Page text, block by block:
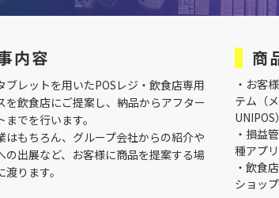
内容
ブレットを用いたPOSレジ・飲食店専用
を飲食店にご提案し、納品からアフター
までを行います。
はもちろん、グループ会社からの紹介や
の出展など、お客様に商品を提案する場
渡ります。
商
・お客
テム（
・損益
種アプ
・飲食
ショッ